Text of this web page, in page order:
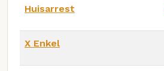
Huisarrest
X Enkel